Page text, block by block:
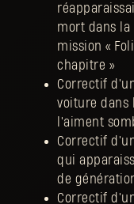
mort dans la
mission «
chapitre »
Correctif
voiture dans
l'aiment
Correctif
qui
de
Correctif